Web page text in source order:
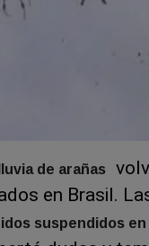
lluvia de arañas
en Brasil.
suspendidos